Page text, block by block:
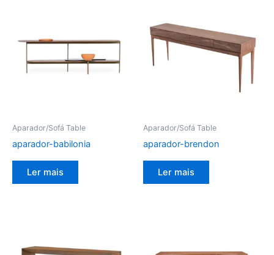
Aparador/Sofá Table
aparador-babilonia
Ler mais
Aparador/Sofá Table
aparador-brendon
Ler mais